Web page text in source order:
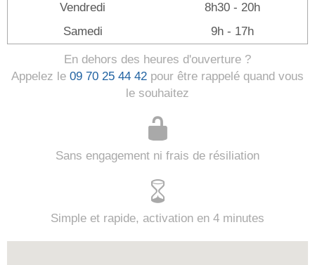
Vendredi
8h30 - 20h
Samedi
9h - 17h
En dehors des heures d'ouverture ?
Appelez le 09 70 25 44 42 pour être rappelé quand vous
le souhaitez
Sans engagement ni frais de résiliation
Simple et rapide, activation en 4 minutes